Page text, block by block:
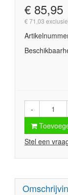
€ 85,95
€ 71,03
-
Stel een